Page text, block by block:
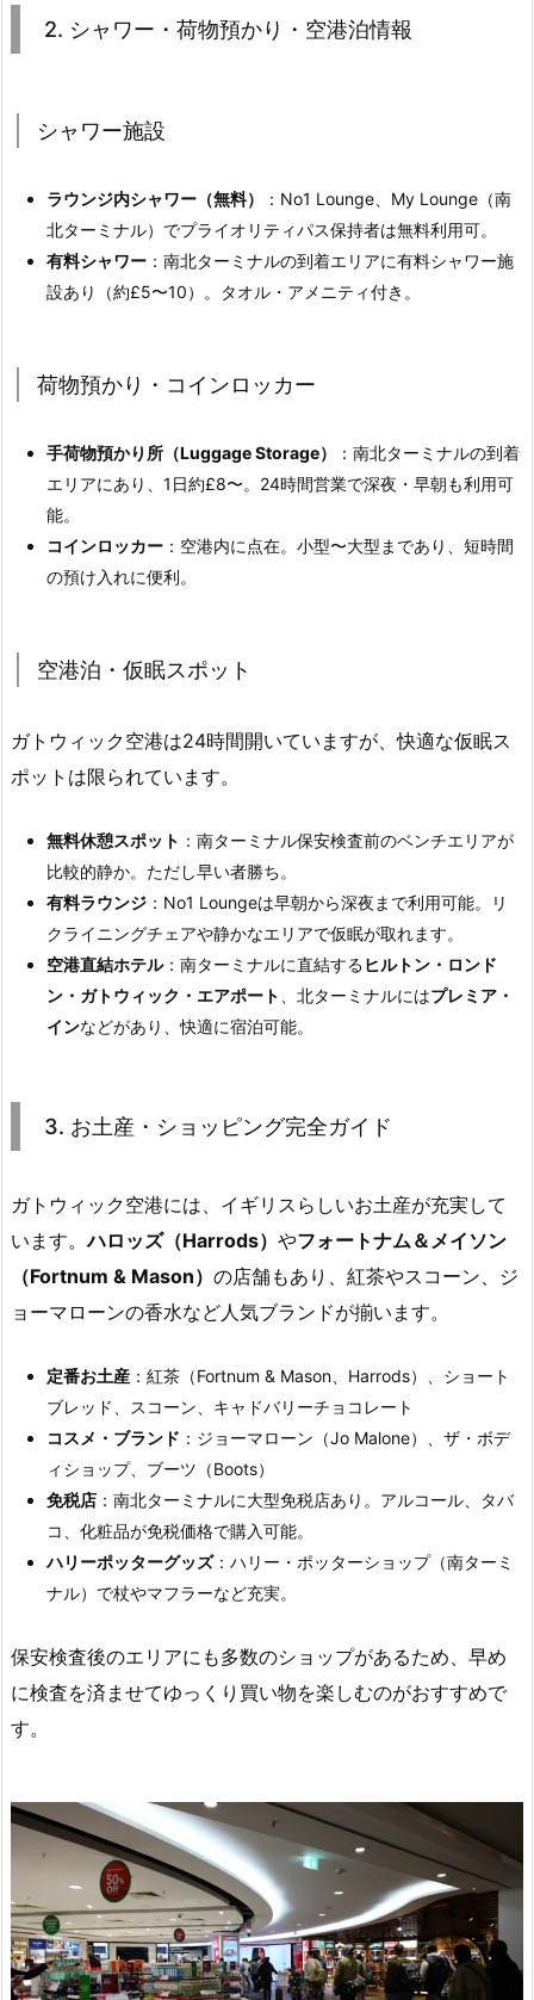
2. シャワー・荷物預かり・空港泊情報
シャワー施設
ラウンジ内シャワー（無料）
：No1 Lounge、My Lounge（南
北ターミナル）でプライオリティパス保持者は無料利用可。
有料シャワー ：南北ターミナルの到着エリアに有料シャワー施
設あり（約£5〜10）。タオル・アメニティ付き。
荷物預かり・コインロッカー
手荷物預かり所（Luggage Storage）
：南北ターミナルの到着
エリアにあり、1日約£8〜。24時間営業で深夜・早朝も利用可
能。
コインロッカー ：空港内に点在。小型〜大型まであり、短時間
の預け入れに便利。
空港泊・仮眠スポット
ガトウィック空港は24時間開いていますが、快適な仮眠ス
ポットは限られています。
無料休憩スポット ：南ターミナル保安検査前のベンチエリアが
比較的静か。ただし早い者勝ち。
有料ラウンジ ：No1 Loungeは早朝から深夜まで利用可能。リ
クライニングチェアや静かなエリアで仮眠が取れます。
空港直結ホテル：南ターミナルに直結するヒルトン・ロンド
ン・ガトウィック・エアポート
、北ターミナルにはプレミア・
インなどがあり、快適に宿泊可能。
3. お土産・ショッピング完全ガイド
ガトウィック空港には、イギリスらしいお土産が充実して
います。ハロッズ（Harrods） やフォートナム＆メイソン
（Fortnum & Mason） の店舗もあり、紅茶やスコーン、ジ
ョーマローンの香水など人気ブランドが揃います。
定番お土産 ：紅茶（Fortnum & Mason、Harrods）、ショート
ブレッド、スコーン、キャドバリーチョコレート
コスメ・ブランド ：ジョーマローン（Jo Malone）、ザ・ボデ
ィショップ、ブーツ（Boots）
免税店 ：南北ターミナルに大型免税店あり。アルコール、タバ
コ、化粧品が免税価格で購入可能。
ハリーポッターグッズ：ハリー・ポッターショップ（南ターミ
ナル）で杖やマフラーなど充実。
保安検査後のエリアにも多数のショップがあるため、早め
に検査を済ませてゆっくり買い物を楽しむのがおすすめで
す。